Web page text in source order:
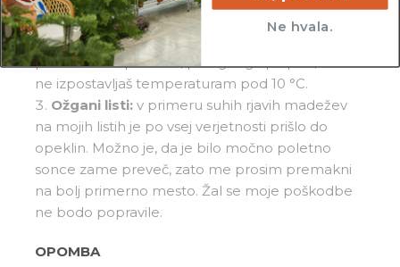
neprimernem zalivanju ali temperaturnem šoku.
Vedno preveri zemljo in se prepričaj, da ni
premokra ali presuha, poleg tega pa pazi, da me
ne izpostavljaš temperaturam pod 10 °C.
Ožgani listi:v primeru suhih rjavih madežev
na mojih listih je po vsej verjetnosti prišlo do
opeklin. Možno je, da je bilo močno poletno
sonce zame preveč, zato me prosim premakni
na bolj primerno mesto. Žal se moje poškodbe
ne bodo popravile.
OPOMBA
Ne hvala.